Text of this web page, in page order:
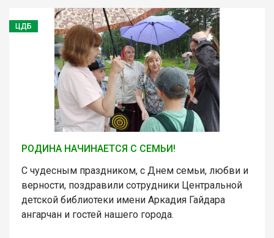
ЦДБ
РОДИНА НАЧИНАЕТСЯ С СЕМЬИ!
С чудесным праздником, с Днем семьи, любви и
верности, поздравили сотрудники Центральной
детской библиотеки имени Аркадия Гайдара
ангарчан и гостей нашего города.